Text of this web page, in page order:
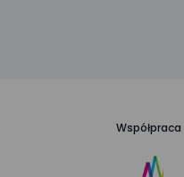
Współpraca